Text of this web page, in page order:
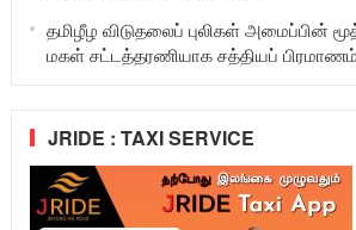
தமிழீழ விடுதலைப் புலிகள் அமைப்பின்
மகள் சட்டத்தரணியாக சத்தியப்
JRIDE : TAXI SERVICE